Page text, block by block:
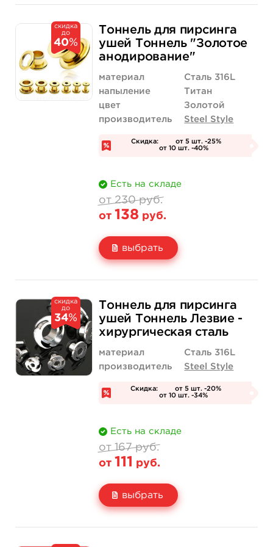
Количество
120 руб.
от 72 руб.
нет на складе
120 руб.
от 72 руб.
скидка
до
40%
Тоннель для пирсинга
ушей Тоннель "Золотое
анодирование"
материал
Сталь 316L
напыление
Титан
цвет
Золотой
производитель
Steel Style
Скидка:
от 5 шт. -25%
от 10 шт. -40%
Есть на складе
от 230 руб.
от 138 руб.
выбрать
Количество
230 руб.
от 138 руб.
купить
230 руб.
от 138 руб.
купить
скидка
до
34%
Тоннель для пирсинга
ушей Тоннель Лезвие -
хирургическая сталь
материал
Сталь 316L
производитель
Steel Style
Скидка:
от 5 шт. -20%
от 10 шт. -34%
Есть на складе
от 167 руб.
от 111 руб.
выбрать